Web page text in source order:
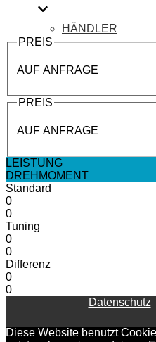
HÄNDLER
AUF ANFRAGE
PREIS
AUF ANFRAGE
PREIS
AUF ANFRAGE
LEISTUNG
DREHMOMENT
Standard
0
0
Tuning
0
0
Differenz
0
0
Datenschutz
Diese Website benutzt